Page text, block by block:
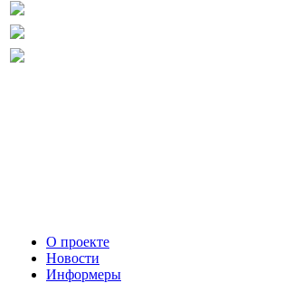
О проекте
Новости
Информеры